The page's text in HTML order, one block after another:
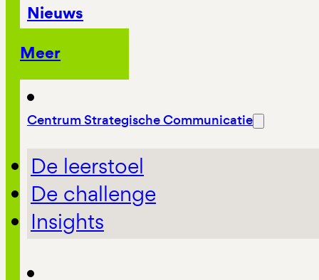
Nieuws
Meer
Centrum Strategische Communicatie
De leerstoel
De challenge
Insights